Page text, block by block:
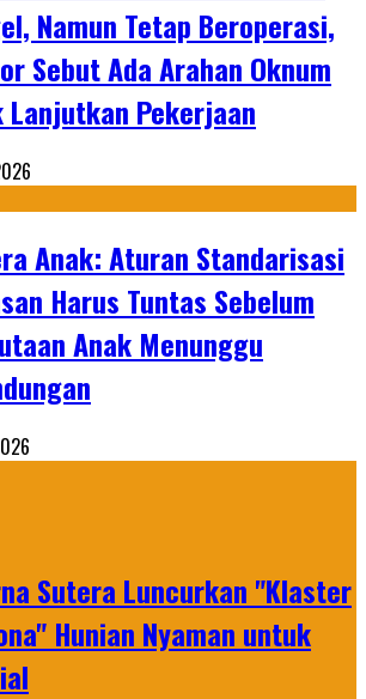
Namun Tetap Beroperasi,
Sebut Ada Arahan Oknum
Lanjutkan Pekerjaan
Anak: Aturan Standarisasi
Harus Tuntas Sebelum
Anak Menunggu
Sutera Luncurkan "Klaster
Hunian Nyaman untuk